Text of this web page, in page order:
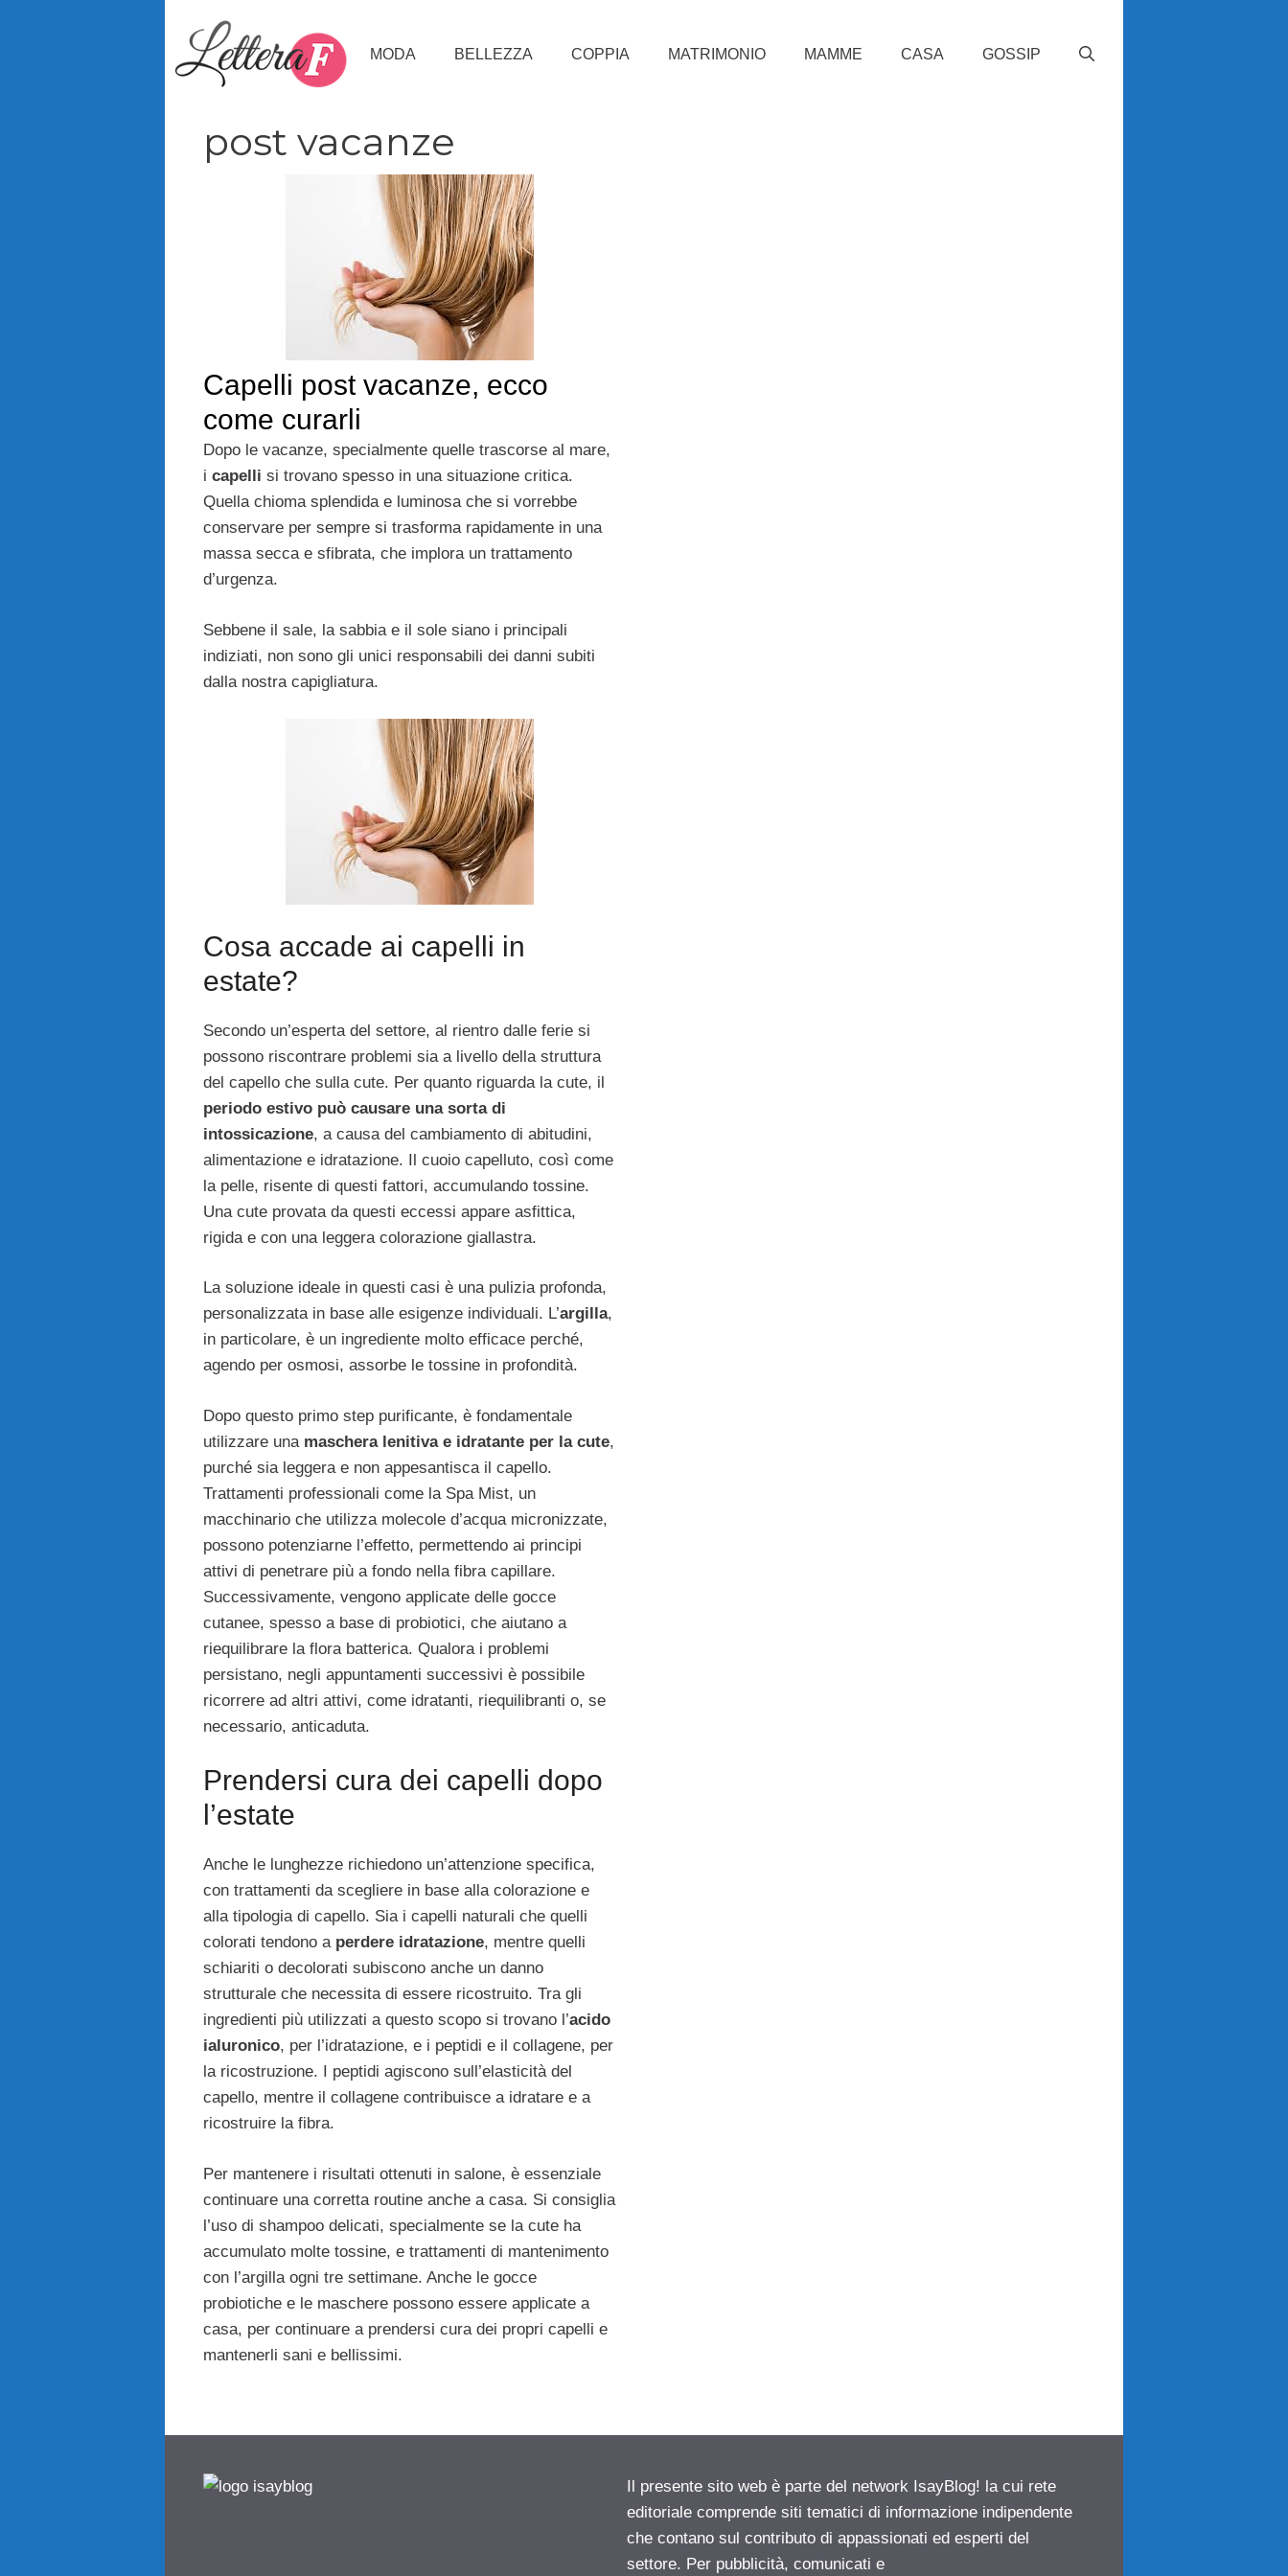
MODA BELLEZZA COPPIA MATRIMONIO MAMME CASA GOSSIP
post vacanze
Capelli post vacanze, ecco
come curarli
Dopo le vacanze, specialmente quelle trascorse al mare,
i capelli si trovano spesso in una situazione critica.
Quella chioma splendida e luminosa che si vorrebbe
conservare per sempre si trasforma rapidamente in una
massa secca e sfibrata, che implora un trattamento
d’urgenza.
Sebbene il sale, la sabbia e il sole siano i principali
indiziati, non sono gli unici responsabili dei danni subiti
dalla nostra capigliatura.
Cosa accade ai capelli in
estate?
Secondo un’esperta del settore, al rientro dalle ferie si
possono riscontrare problemi sia a livello della struttura
del capello che sulla cute. Per quanto riguarda la cute, il
periodo estivo può causare una sorta di
intossicazione, a causa del cambiamento di abitudini,
alimentazione e idratazione. Il cuoio capelluto, così come
la pelle, risente di questi fattori, accumulando tossine.
Una cute provata da questi eccessi appare asfittica,
rigida e con una leggera colorazione giallastra.
La soluzione ideale in questi casi è una pulizia profonda,
personalizzata in base alle esigenze individuali. L’argilla,
in particolare, è un ingrediente molto efficace perché,
agendo per osmosi, assorbe le tossine in profondità.
Dopo questo primo step purificante, è fondamentale
utilizzare una maschera lenitiva e idratante per la cute,
purché sia leggera e non appesantisca il capello.
Trattamenti professionali come la Spa Mist, un
macchinario che utilizza molecole d’acqua micronizzate,
possono potenziarne l’effetto, permettendo ai principi
attivi di penetrare più a fondo nella fibra capillare.
Successivamente, vengono applicate delle gocce
cutanee, spesso a base di probiotici, che aiutano a
riequilibrare la flora batterica. Qualora i problemi
persistano, negli appuntamenti successivi è possibile
ricorrere ad altri attivi, come idratanti, riequilibranti o, se
necessario, anticaduta.
Prendersi cura dei capelli dopo
l’estate
Anche le lunghezze richiedono un’attenzione specifica,
con trattamenti da scegliere in base alla colorazione e
alla tipologia di capello. Sia i capelli naturali che quelli
colorati tendono aperdere idratazione, mentre quelli
schiariti o decolorati subiscono anche un danno
strutturale che necessita di essere ricostruito. Tra gli
ingredienti più utilizzati a questo scopo si trovano l’acido
ialuronico, per l’idratazione, e i peptidi e il collagene, per
la ricostruzione. I peptidi agiscono sull’elasticità del
capello, mentre il collagene contribuisce a idratare e a
ricostruire la fibra.
Per mantenere i risultati ottenuti in salone, è essenziale
continuare una corretta routine anche a casa. Si consiglia
l’uso di shampoo delicati, specialmente se la cute ha
accumulato molte tossine, e trattamenti di mantenimento
con l’argilla ogni tre settimane. Anche le gocce
probiotiche e le maschere possono essere applicate a
casa, per continuare a prendersi cura dei propri capelli e
mantenerli sani e bellissimi.
Il presente sito web è parte del network IsayBlog! la cui rete
editoriale comprende siti tematici di informazione indipendente
che contano sul contributo di appassionati ed esperti del
settore. Per pubblicità, comunicati e